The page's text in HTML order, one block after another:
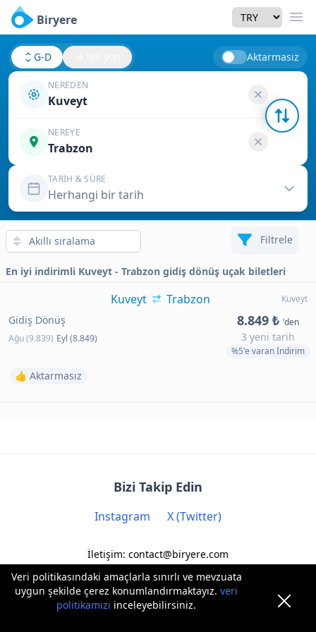
Veri politikasındaki amaçlarla sınırlı ve mevzuata
uygun şekilde çerez konumlandırmaktayız.veri
politikamızı inceleyebilirsiniz.
Biryere Currency
G-D Aktarmasız
NEREDEN
Kuveyt
NEREYE
Trabzon
TARIH & SÜRE
Herhangi bir tarih
Filtrele
En iyi indirimli Kuveyt - Trabzon gidiş dönüş uçak biletleri
Kuveyt
Kuveyt Trabzon
Gidiş Dönüş
Ağu (9.839) Eyl (8.849)
8.849 ₺ 'den
3 yeni tarih
%5'e varan İndirim
👍 Aktarmasız
Bizi Takip Edin
Instagram X (Twitter)
İletişim: contact@biryere.com